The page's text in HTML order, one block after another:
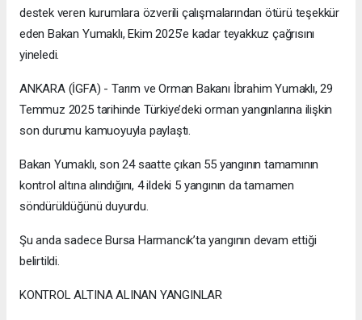
destek veren kurumlara özverili çalışmalarından ötürü teşekkür
eden Bakan Yumaklı, Ekim 2025’e kadar teyakkuz çağrısını
yineledi.
ANKARA (İGFA) - Tarım ve Orman Bakanı İbrahim Yumaklı, 29
Temmuz 2025 tarihinde Türkiye’deki orman yangınlarına ilişkin
son durumu kamuoyuyla paylaştı.
Bakan Yumaklı, son 24 saatte çıkan 55 yangının tamamının
kontrol altına alındığını, 4 ildeki 5 yangının da tamamen
söndürüldüğünü duyurdu.
Şu anda sadece Bursa Harmancık’ta yangının devam ettiği
belirtildi.
KONTROL ALTINA ALINAN YANGINLAR